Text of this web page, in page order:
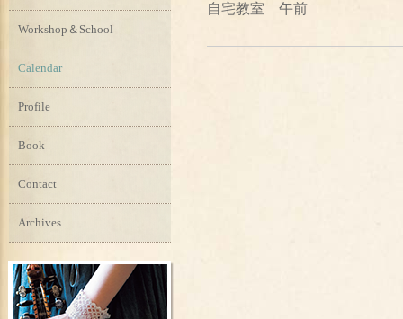
自宅教室 午前
Workshop＆School
Calendar
Profile
Book
Contact
Archives